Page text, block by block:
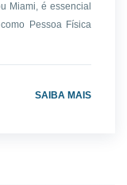
Miami, é essencial
Pessoa Física
SAIBA MAIS